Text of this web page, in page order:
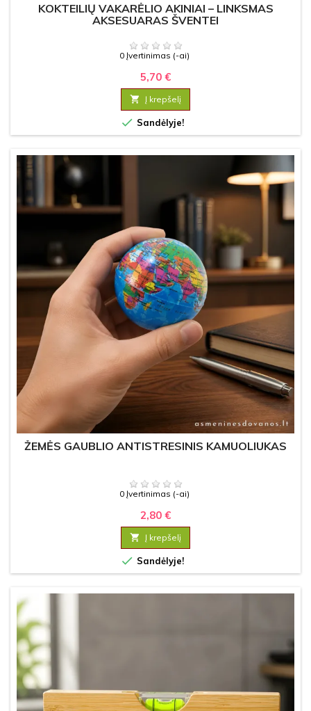
KOKTEILIŲ VAKARĖLIO AKINIAI – LINKSMAS
AKSESUARAS ŠVENTEI
0 Įvertinimas (-ai)
5,70 €
 Į krepšelį
 Sandėlyje!
ŽEMĖS GAUBLIO ANTISTRESINIS KAMUOLIUKAS
0 Įvertinimas (-ai)
2,80 €
 Į krepšelį
 Sandėlyje!